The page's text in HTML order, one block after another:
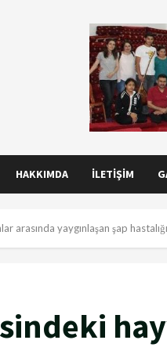
HAKKIMDA İLETIŞIM
arasında yaygınlaşan şap